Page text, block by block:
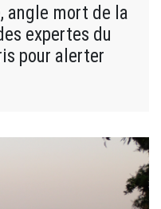
angle mort de la
expertes du
pour alerter